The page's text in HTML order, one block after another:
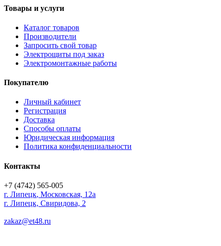
Товары и услуги
Каталог товаров
Производители
Запросить свой товар
Электрощиты под заказ
Электромонтажные работы
Покупателю
Личный кабинет
Регистрация
Доставка
Способы оплаты
Юридическая информация
Политика конфиденциальности
Контакты
+7 (4742) 565-005
г. Липецк, Московская, 12а
г. Липецк, Свиридова, 2
zakaz@et48.ru